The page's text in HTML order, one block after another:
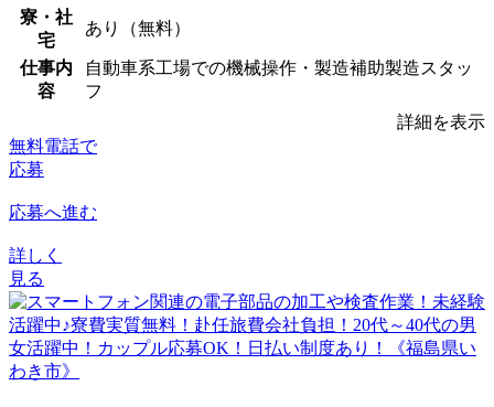
寮・社
宅
あり（無料）
仕事内
容
自動車系工場での機械操作・製造補助製造スタッ
フ
詳細を表示
無料電話で
応募
応募へ進む
詳しく
見る